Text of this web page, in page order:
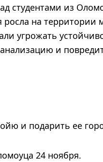
студентами из
на территории
угрожать
и
и подарить ее
24 ноября.